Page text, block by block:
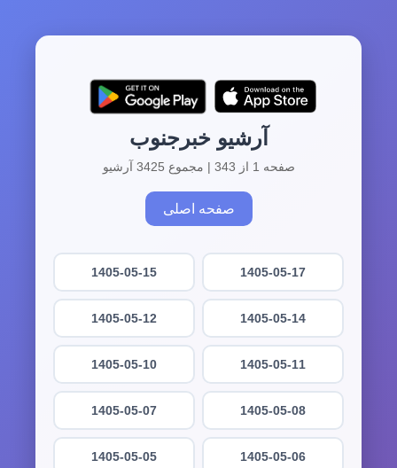
آرشیو خبرجنوب
صفحه 1 از 343 | مجموع 3425 آرشیو
صفحه اصلی
1405-05-17
1405-05-15
1405-05-14
1405-05-12
1405-05-11
1405-05-10
1405-05-08
1405-05-07
1405-05-06
1405-05-05